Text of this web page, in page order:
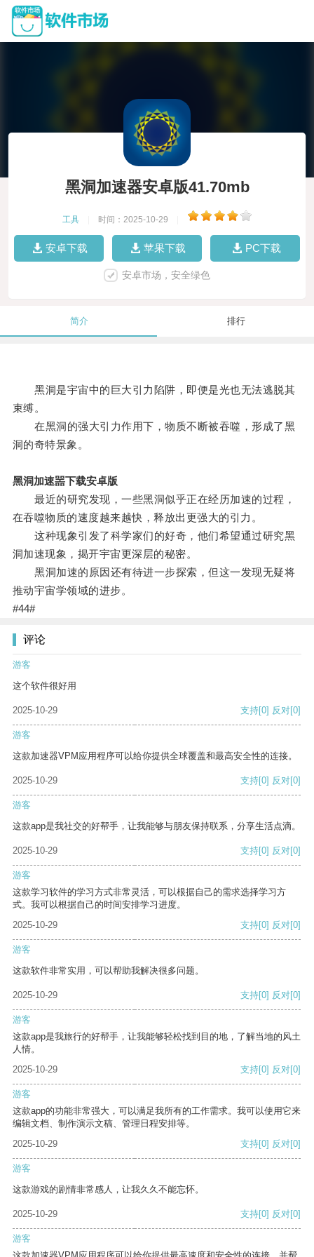
黑洞加速器安卓版41.70mb
工具 时间：2025-10-29
安卓下载 苹果下载 PC下载
安卓市场，安全绿色
简介 排行
黑洞是宇宙中的巨大引力陷阱，即便是光也无法逃脱其
束缚。
在黑洞的强大引力作用下，物质不断被吞噬，形成了黑
洞的奇特景象。
黑洞加速噐下载安卓版
最近的研究发现，一些黑洞似乎正在经历加速的过程，
在吞噬物质的速度越来越快，释放出更强大的引力。
这种现象引发了科学家们的好奇，他们希望通过研究黑
洞加速现象，揭开宇宙更深层的秘密。
黑洞加速的原因还有待进一步探索，但这一发现无疑将
推动宇宙学领域的进步。
#44#
评论
游客
这个软件很好用
2025-10-29 支持[0] 反对[0]
游客
这款加速器VPM应用程序可以给你提供全球覆盖和最高安全性的连接。
2025-10-29 支持[0] 反对[0]
游客
这款app是我社交的好帮手，让我能够与朋友保持联系，分享生活点滴。
2025-10-29 支持[0] 反对[0]
游客
这款学习软件的学习方式非常灵活，可以根据自己的需求选择学习方
式。我可以根据自己的时间安排学习进度。
2025-10-29
支持[0] 反对[0]
游客
这款软件非常实用，可以帮助我解决很多问题。
2025-10-29 支持[0] 反对[0]
游客
这款app是我旅行的好帮手，让我能够轻松找到目的地，了解当地的风土
人情。
2025-10-29
支持[0] 反对[0]
游客
这款app的功能非常强大，可以满足我所有的工作需求。我可以使用它来
编辑文档、制作演示文稿、管理日程安排等。
2025-10-29
支持[0] 反对[0]
游客
这款游戏的剧情非常感人，让我久久不能忘怀。
2025-10-29 支持[0] 反对[0]
游客